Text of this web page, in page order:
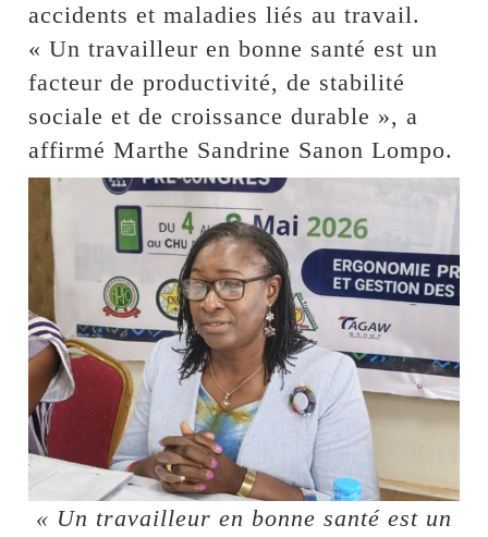
accidents et maladies liés au travail.
« Un travailleur en bonne santé est un
facteur de productivité, de stabilité
sociale et de croissance durable », a
affirmé Marthe Sandrine Sanon Lompo.
« Un travailleur en bonne santé est un